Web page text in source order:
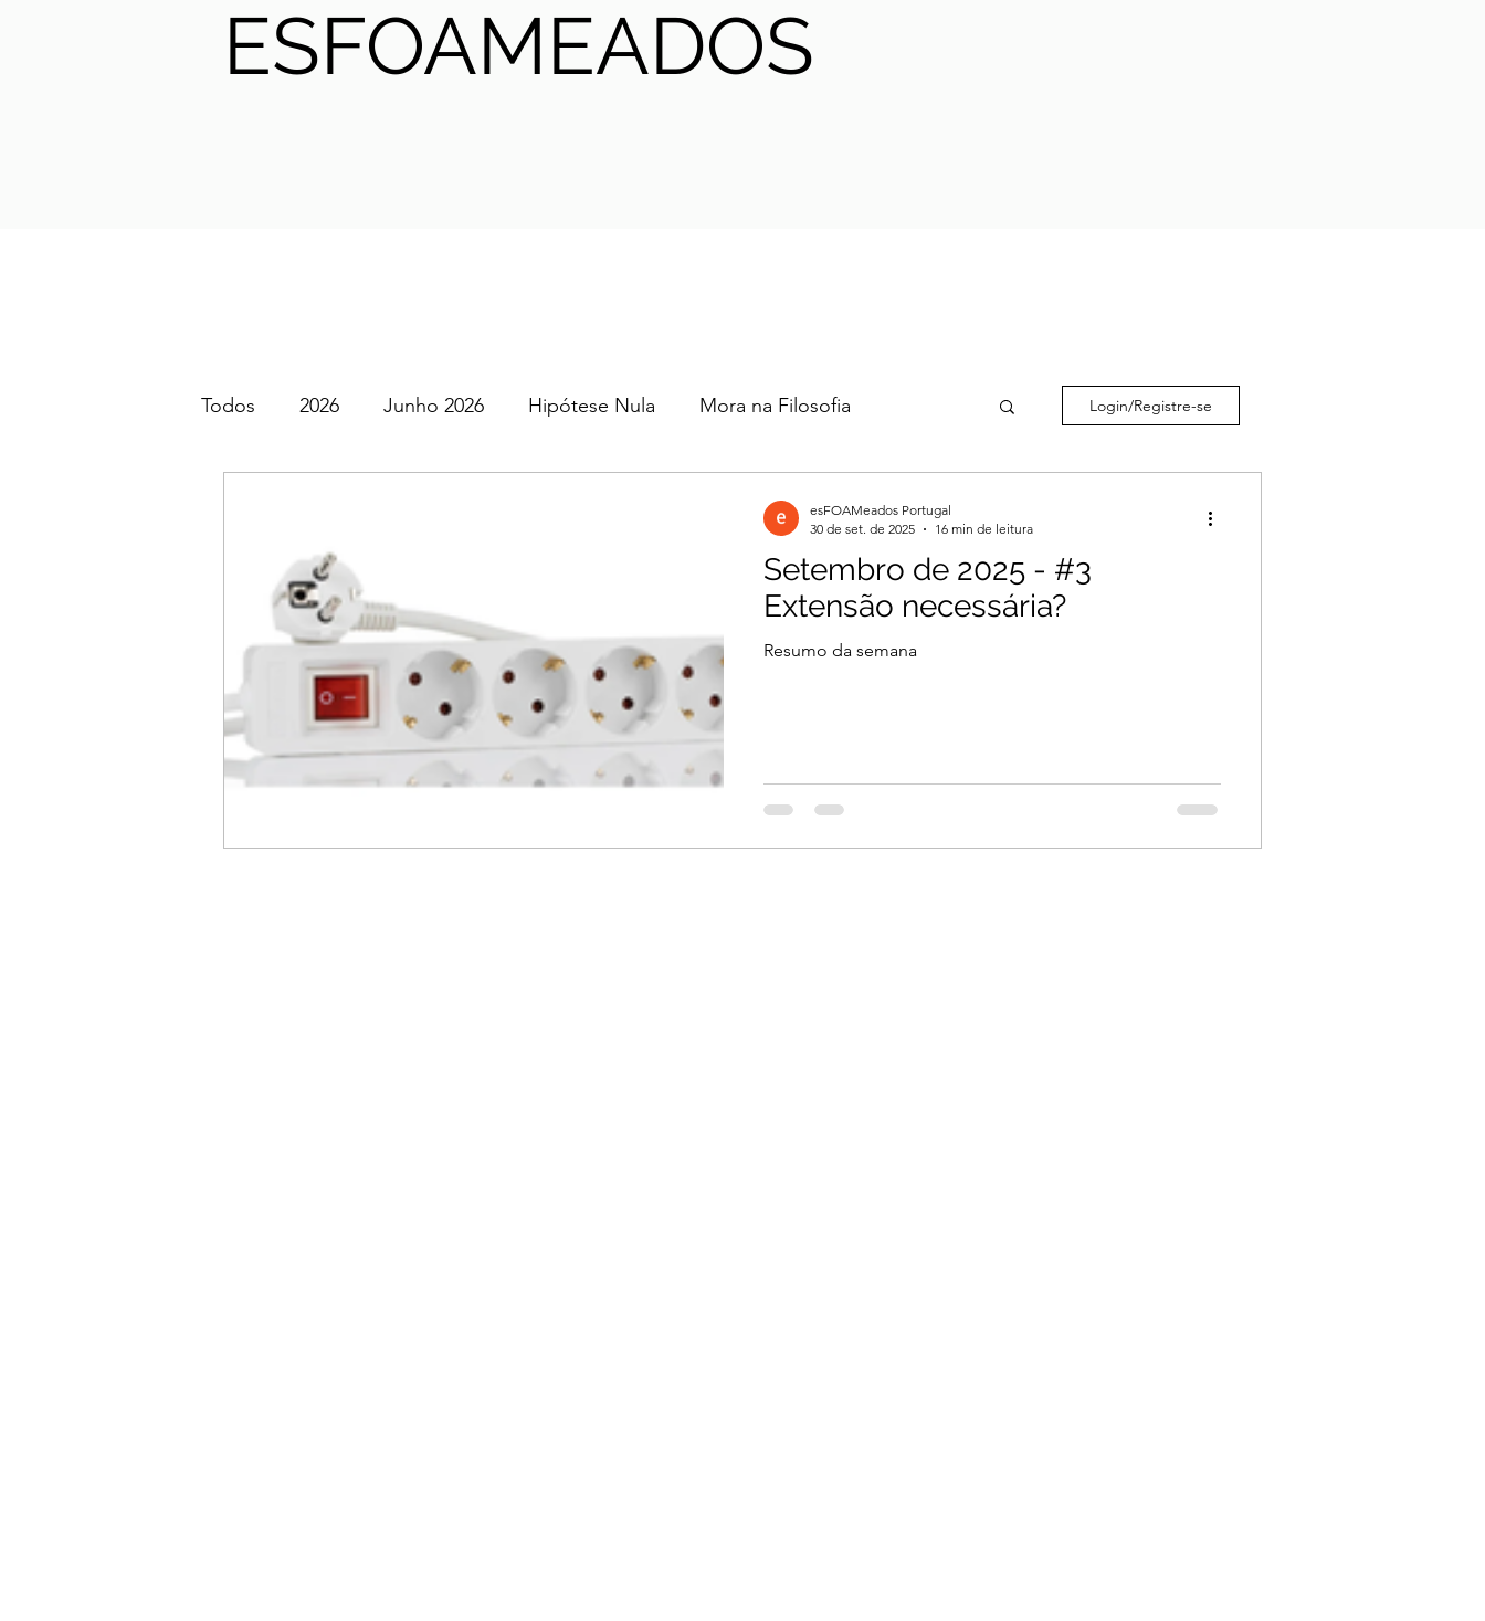
ESFOAMEADOS
Todos 2026 Junho 2026 Hipótese Nula Mora na Filosofia
ACC Maio 2026 Março 2026
Fevereiro 2026 Janeiro 2026 Dezembro 2025
Outubro 2025 Setembro 2025
Junho 2025 Dezembro 2024 Novembro 2024 Outubro 2024
Login/Registre-se
Setembro de 2025 - #3
Extensão necessária?
Resumo da semana
esFOAMeados Portugal
30 de set. de 2025
16 min de leitura